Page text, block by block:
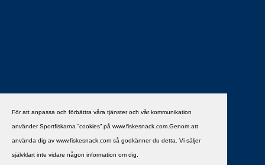
För att anpassa och förbättra våra tjänster och vår kommunikation
använder Sportfiskarna ”cookies” på www.fiskesnack.com.Genom att
använda dig av www.fiskesnack.com så godkänner du detta. Vi säljer
självklart inte vidare någon information om dig.